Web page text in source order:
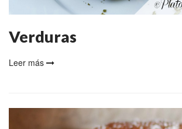
Verduras
Leer más